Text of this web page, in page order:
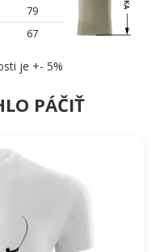
79
67
je +- 5%
PÁČIŤ